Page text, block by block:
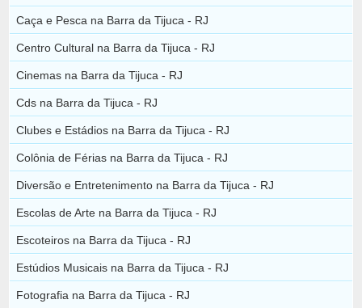
Caça e Pesca na Barra da Tijuca - RJ
Centro Cultural na Barra da Tijuca - RJ
Cinemas na Barra da Tijuca - RJ
Cds na Barra da Tijuca - RJ
Clubes e Estádios na Barra da Tijuca - RJ
Colônia de Férias na Barra da Tijuca - RJ
Diversão e Entretenimento na Barra da Tijuca - RJ
Escolas de Arte na Barra da Tijuca - RJ
Escoteiros na Barra da Tijuca - RJ
Estúdios Musicais na Barra da Tijuca - RJ
Fotografia na Barra da Tijuca - RJ